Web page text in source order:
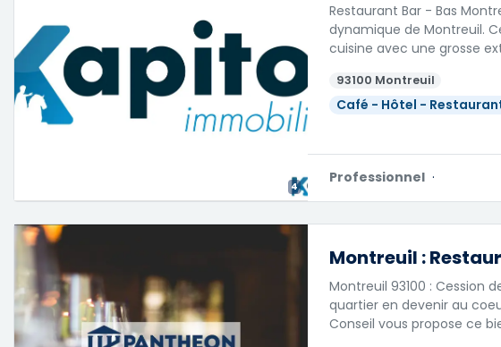
4
Restaurant Bar - Bas
dynamique de Montreuil.
cuisine avec une grosse
93100 Montreuil
Café - Hôtel -
Professionnel ·
Montreuil :
Montreuil 93100 : Cession
quartier en devenir au
Conseil vous propose ce